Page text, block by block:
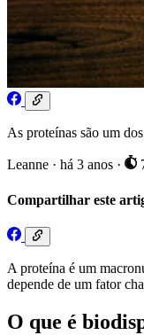
As proteínas são um
Leanne · há 3 anos ·
Compartilhar este
A proteína é um
depende de um fator
O que é